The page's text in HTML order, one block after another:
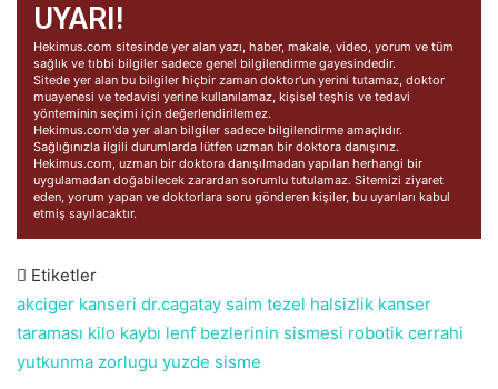
UYARI!
Hekimus.com sitesinde yer alan yazı, haber, makale, video, yorum ve tüm
sağlık ve tıbbi bilgiler sadece genel bilgilendirme gayesindedir.
Sitede yer alan bu bilgiler hiçbir zaman doktor'un yerini tutamaz, doktor
muayenesi ve tedavisi yerine kullanılamaz, kişisel teşhis ve tedavi
yönteminin seçimi için değerlendirilemez.
Hekimus.com'da yer alan bilgiler sadece bilgilendirme amaçlıdır.
Sağlığınızla ilgili durumlarda lütfen uzman bir doktora danışınız.
Hekimus.com, uzman bir doktora danışılmadan yapılan herhangi bir
uygulamadan doğabilecek zarardan sorumlu tutulamaz. Sitemizi ziyaret
eden, yorum yapan ve doktorlara soru gönderen kişiler, bu uyarıları kabul
etmiş sayılacaktır.
Etiketler
akciger kanseri dr.cagatay saim tezel halsizlik kanser
taraması kilo kaybı lenf bezlerinin sismesi robotik cerrahi
yutkunma zorlugu yuzde sisme